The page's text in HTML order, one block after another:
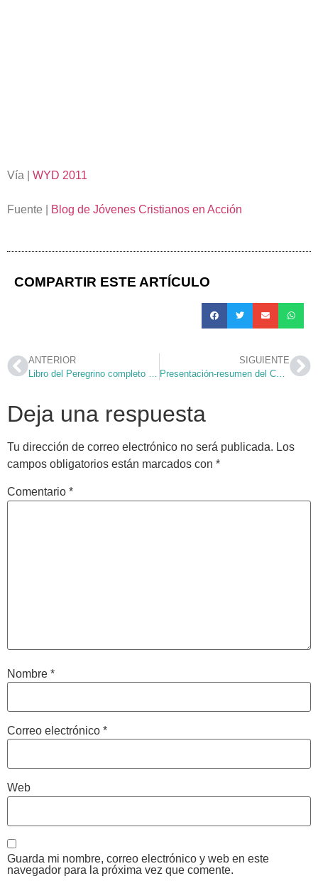
Vía | WYD 2011
Fuente | Blog de Jóvenes Cristianos en Acción
COMPARTIR ESTE ARTÍCULO
ANTERIOR
Libro del Peregrino completo para descargar
SIGUIENTE
Presentación-resumen del Campa 2009
Deja una respuesta
Tu dirección de correo electrónico no será publicada. Los
campos obligatorios están marcados con *
Comentario *
Nombre *
Correo electrónico *
Web
Guarda mi nombre, correo electrónico y web en este
navegador para la próxima vez que comente.